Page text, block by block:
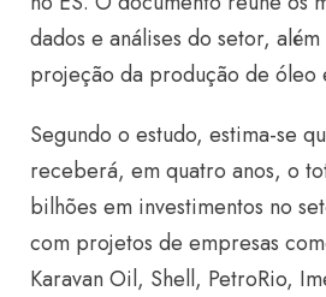
dados e análises do setor,
projeção da produção de óleo
Segundo o estudo, estima-se
receberá, em quatro anos, o
bilhões em investimentos no
com projetos de empresas
Karavan Oil, Shell, PetroRio,